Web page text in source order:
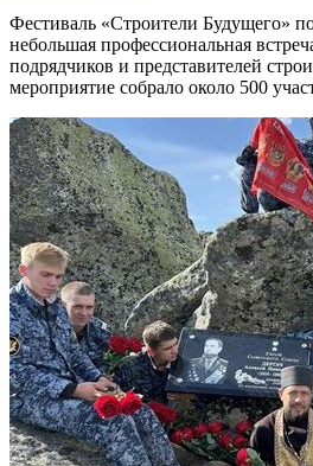
Фестиваль «Строители Будущего»
небольшая профессиональная
подрядчиков и представителей
мероприятие собрало около 500